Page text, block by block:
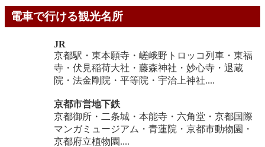
電車で行ける観光名所
JR
京都駅・東本願寺・嵯峨野トロッコ列車・東福
寺・伏見稲荷大社・藤森神社・妙心寺・退蔵
院・法金剛院・平等院・宇治上神社....
京都市営地下鉄
京都御所・二条城・本能寺・六角堂・京都国際
マンガミュージアム・青蓮院・京都市動物園・
京都府立植物園....